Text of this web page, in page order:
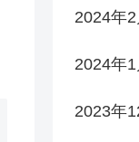
2024年2
2024年1
2023年